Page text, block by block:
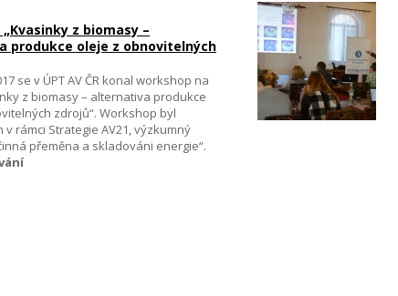
z biomasy –
produkce oleje z obnovitelných
se v ÚPT AV ČR konal workshop na
z biomasy – alternativa produkce
zdrojů“. Workshop byl
v rámci Strategie AV21, výzkumný
přeměna a skladováni energie“.